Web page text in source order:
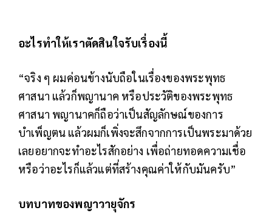
อะไรทำให้เราตัดสินใจรับเรื่องนี้
“จริง ๆ ผมค่อนข้างนับถือในเรื่องของพระพุทธ
ศาสนา แล้วก็พญานาค หรือประวัติของพระพุทธ
ศาสนา พญานาคก็ถือว่าเป็นสัญลักษณ์ของการ
บำเพ็ญตน แล้วผมก็เพิ่งจะสึกจากการเป็นพระมาด้วย
เลยอยากจะทำอะไรสักอย่าง เพื่อถ่ายทอดความเชื่อ
หรือว่าอะไรก็แล้วแต่ที่สร้างคุณค่าให้กับมันครับ”
บทบาทของพญาวายุจักร